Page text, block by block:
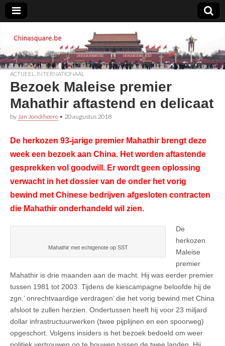
Chinasquare.be
ACTUEEL INTERNATIONAAL
Bezoek Maleise premier
Mahathir aftastend en delicaat
by Jan Jonckheere • 20 augustus 2018
De herkozen 93-jarige premier Mahathir brengt deze
week een bezoek aan China. Het worden aftastende
gesprekken vol goodwill. Er wordt geen oplossing
verwacht in het dossier van de onder het vorig
bewind met Chinese bedrijven afgesloten contracten
die Mahathir onderhandeld wil zien.
Mahathir met echtgenote op SST
De
herkozen
Maleise
premier
Mahathir is drie maanden aan de macht. Hij was eerder premier
tussen 1981 tot 2003. Tijdens de kiescampagne beloofde hij de
zgn.’ onrechtvaardige verdragen’ die het vorig bewind met China
afsloot te zullen herzien. Ondertussen heeft hij voor 23 miljard
dollar infrastructuurwerken (twee pijplijnen en een spoorweg)
opgeschort. Volgens insiders is het bezoek bedoeld om weer